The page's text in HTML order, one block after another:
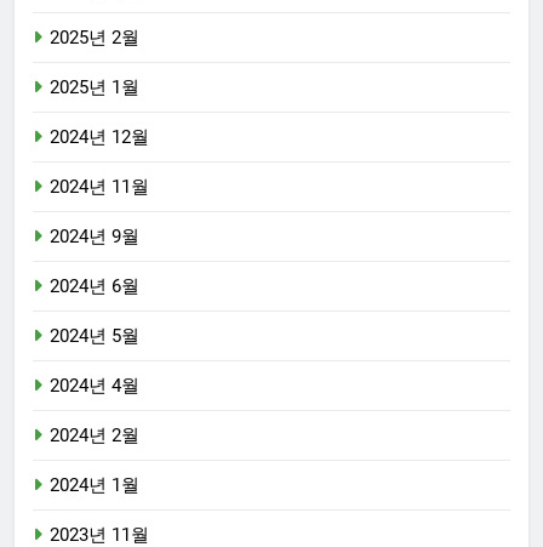
2025년 2월
2025년 1월
2024년 12월
2024년 11월
2024년 9월
2024년 6월
2024년 5월
2024년 4월
2024년 2월
2024년 1월
2023년 11월